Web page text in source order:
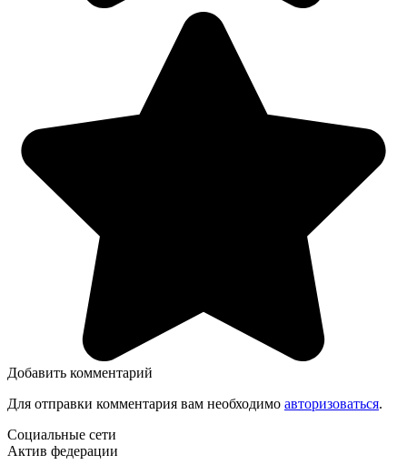
Добавить комментарий
Для отправки комментария вам необходимо авторизоваться.
Социальные сети
Актив федерации